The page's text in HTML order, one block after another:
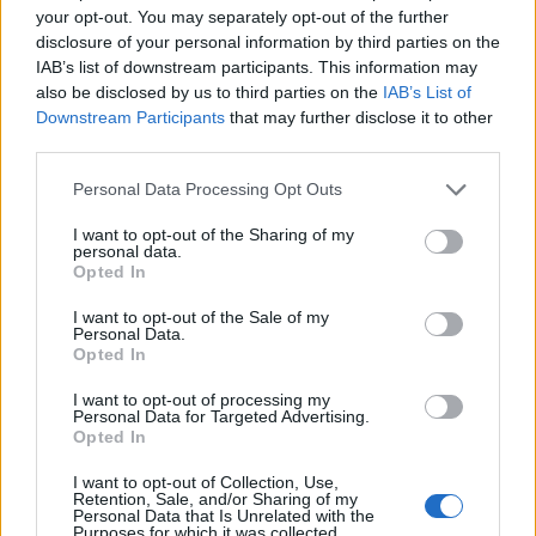
your opt-out. You may separately opt-out of the further
disclosure of your personal information by third parties on the
IAB’s list of downstream participants. This information may
also be disclosed by us to third parties on the IAB’s List of
Downstream Participants that may further disclose it to other
Personal Data Processing Opt Outs
I want to opt-out of the Sharing of my
personal data.
Opted In
I want to opt-out of the Sale of my
Personal Data.
Opted In
I want to opt-out of processing my
Personal Data for Targeted Advertising.
Opted In
I want to opt-out of Collection, Use,
Retention, Sale, and/or Sharing of my
Personal Data that Is Unrelated with the
Purposes for which it was collected.
18:30
Κοζάνη: Φωτιά σε χορτολιβαδική έκταση στην Ερμακιά
18:26
Η ξηρασία εξαπλώνεται σε όλη την Ευρώπη – Εικόνες με
Τι είναι το «Papara» που έγινε viral στη μεταγραφή του
Σαλάχ στην Τουρκία
18:09
ΕΛ.ΑΣ Κρήτη: Ποιοι αξιωματικοί προήχθησαν - Όλα τα
18:06
ασφάλειας"- Δείτε βίντεο